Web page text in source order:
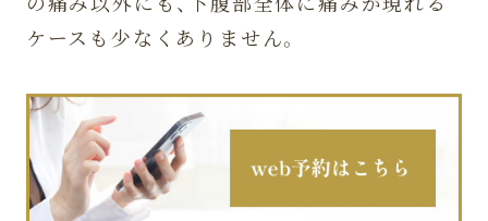
ケースも少なくありません。